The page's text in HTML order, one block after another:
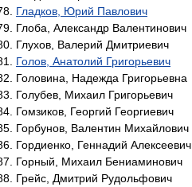
Гладков, Юрий Павлович
Глоба, Александр Валентинович
Глухов, Валерий Дмитриевич
Голов, Анатолий Григорьевич
Головина, Надежда Григорьевна
Голубев, Михаил Григорьевич
Гомзиков, Георгий Георгиевич
Горбунов, Валентин Михайлович
Гордиенко, Геннадий Алексеевич
Горный, Михаил Бениаминович
Грейс, Дмитрий Рудольфович